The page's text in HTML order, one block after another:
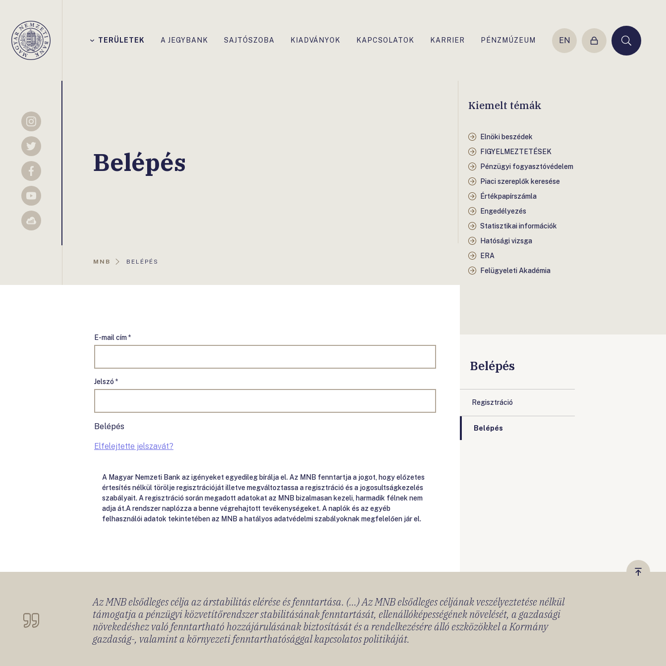
Magyar
Nemzeti
TERÜLETEK A JEGYBANK SAJTÓSZOBA KIADVÁNYOK KAPCSOLATOK KARRIER PÉNZMÚZEUM EN
Belépés Keresés
Instagram
Twitter
Facebook
YouTube
Sellsy
Belépés
MNB
AKTUÁLIS
BELÉPÉS
Kiemelt témák
Elnöki beszédek
FIGYELMEZTETÉSEK
Pénzügyi fogyasztóvédelem
Piaci szereplők keresése
Értékpapírszámla
Engedélyezés
Statisztikai információk
Hatósági vizsga
ERA
Felügyeleti Akadémia
E-mail cím *
Jelszó *
Belépés
Elfelejtette jelszavát?
A Magyar Nemzeti Bank az igényeket egyedileg bírálja el. Az MNB fenntartja a jogot, hogy előzetes
értesítés nélkül törölje regisztrációját illetve megváltoztassa a regisztráció és a jogosultságkezelés
szabályait. A regisztráció során megadott adatokat az MNB bizalmasan kezeli, harmadik félnek nem
adja át.A rendszer naplózza a benne végrehajtott tevékenységeket. A naplók és az egyéb
felhasználói adatok tekintetében az MNB a hatályos adatvédelmi szabályoknak megfelelően jár el.
Belépés
Regisztráció
Belépés
Vissza
Az MNB elsődleges célja az árstabilitás elérése és fenntartása. (...) Az MNB elsődleges céljának veszélyeztetése nélkül
támogatja a pénzügyi közvetítőrendszer stabilitásának fenntartását, ellenállóképességének növelését, a gazdasági
növekedéshez való fenntartható hozzájárulásának biztosítását és a rendelkezésére álló eszközökkel a Kormány
gazdaság-, valamint a környezeti fenntarthatósággal kapcsolatos politikáját.